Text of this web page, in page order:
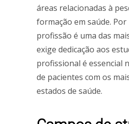
áreas relacionadas à
formação em saúde. Por
profissão é uma das
exige dedicação aos
profissional é essencial
de pacientes com os
estados de saúde.